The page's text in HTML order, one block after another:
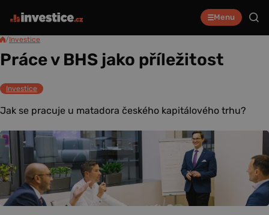
Menu
/Investice
Práce v BHS jako příležitost
Investice
Jak se pracuje u matadora českého kapitálového trhu?